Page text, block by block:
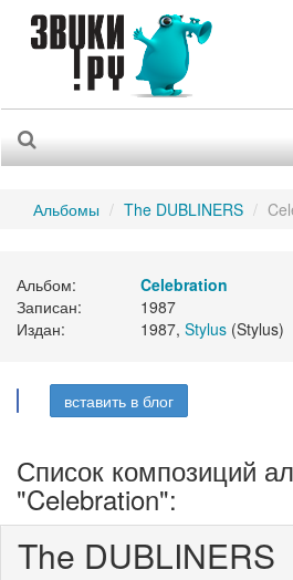
Альбомы The DUBLINERS
Альбом:
Celebration
Записан:
1987
Издан:
1987, Stylus (Stylus)
вставить в блог
Список композиций
"Celebration":
The DUBLINERS